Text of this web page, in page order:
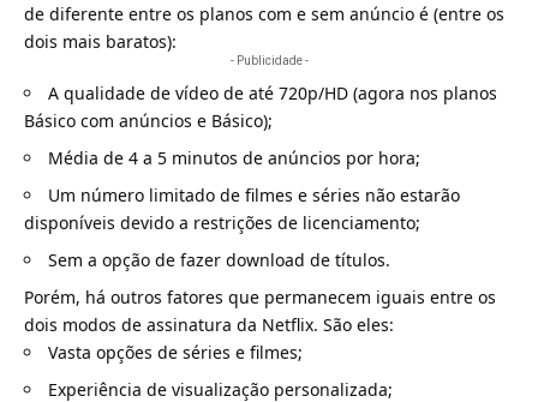
de diferente entre os planos com e sem anúncio é (entre os
dois mais baratos):
- Publicidade -
A qualidade de vídeo de até 720p/HD (agora nos planos
Básico com anúncios e Básico);
Média de 4 a 5 minutos de anúncios por hora;
Um número limitado de filmes e séries não estarão
disponíveis devido a restrições de licenciamento;
Sem a opção de fazer download de títulos.
Porém, há outros fatores que permanecem iguais entre os
dois modos de assinatura da Netflix. São eles:
Vasta opções de séries e filmes;
Experiência de visualização personalizada;